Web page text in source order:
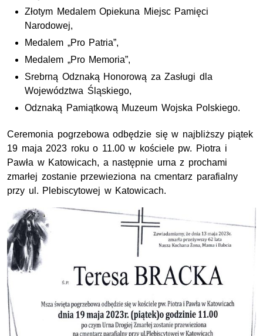
Złotym Medalem Opiekuna Miejsc Pamięci
Narodowej,
Medalem „Pro Patria”,
Medalem „Pro Memoria”,
Srebrną Odznaką Honorową za Zasługi dla
Województwa Śląskiego,
Odznaką Pamiątkową Muzeum Wojska Polskiego.
Ceremonia pogrzebowa odbędzie się w najbliższy piątek
19 maja 2023 roku o 11.00 w kościele pw. Piotra i
Pawła w Katowicach, a następnie urna z prochami
zmarłej zostanie przewieziona na cmentarz parafialny
przy ul. Plebiscytowej w Katowicach.